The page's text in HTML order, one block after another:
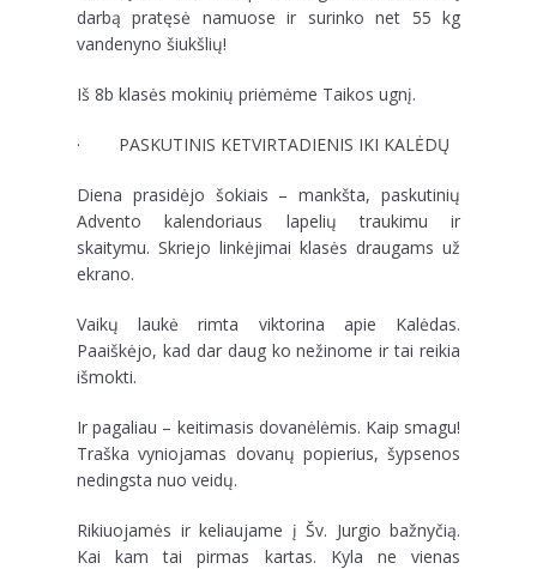
darbą pratęsė namuose ir surinko net 55 kg
vandenyno šiukšlių!
Iš 8b klasės mokinių priėmėme Taikos ugnį.
· PASKUTINIS KETVIRTADIENIS IKI KALĖDŲ
Diena prasidėjo šokiais – mankšta, paskutinių
Advento kalendoriaus lapelių traukimu ir
skaitymu. Skriejo linkėjimai klasės draugams už
ekrano.
Vaikų laukė rimta viktorina apie Kalėdas.
Paaiškėjo, kad dar daug ko nežinome ir tai reikia
išmokti.
Ir pagaliau – keitimasis dovanėlėmis. Kaip smagu!
Traška vyniojamas dovanų popierius, šypsenos
nedingsta nuo veidų.
Rikiuojamės ir keliaujame į Šv. Jurgio bažnyčią.
Kai kam tai pirmas kartas. Kyla ne vienas